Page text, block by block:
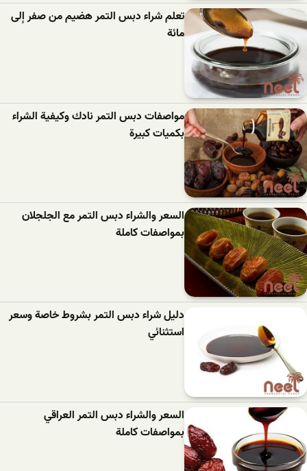
تعلم شراء دبس التمر هضيم من صفر إلى
مائة
مواصفات دبس التمر نادك وكيفية الشراء
بكميات كبيرة
السعر والشراء دبس التمر مع الجلجلان
بمواصفات كاملة
دليل شراء دبس التمر بشروط خاصة وسعر
استثنائي
السعر والشراء دبس التمر العراقي
بمواصفات كاملة